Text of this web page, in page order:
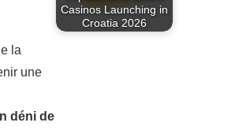
la
une
déni de
Casinos Launching in
Croatia 2026